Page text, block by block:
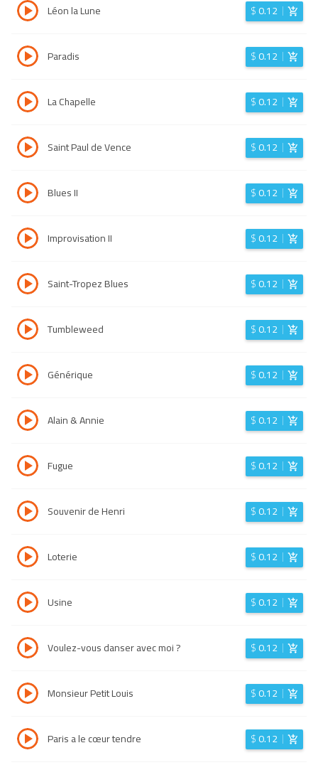
Léon la Lune $0.12
Paradis $0.12
La Chapelle $0.12
Saint Paul de Vence $0.12
Blues II $0.12
Improvisation II $0.12
Saint-Tropez Blues $0.12
Tumbleweed $0.12
Générique $0.12
Alain & Annie $0.12
Fugue $0.12
Souvenir de Henri $0.12
Loterie $0.12
Usine $0.12
Voulez-vous danser avec moi ? $0.12
Monsieur Petit Louis $0.12
Paris a le cœur tendre $0.12